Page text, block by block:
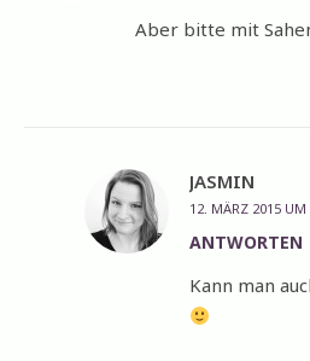
Aber bitte mit
JASMIN
12. MÄRZ 2015 UM
ANTWORTEN
Kann man